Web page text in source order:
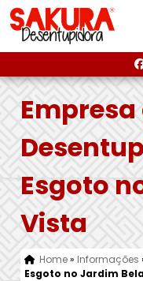
Empresa
Esgoto
Vista
Home» Informações
Esgoto no Jardim